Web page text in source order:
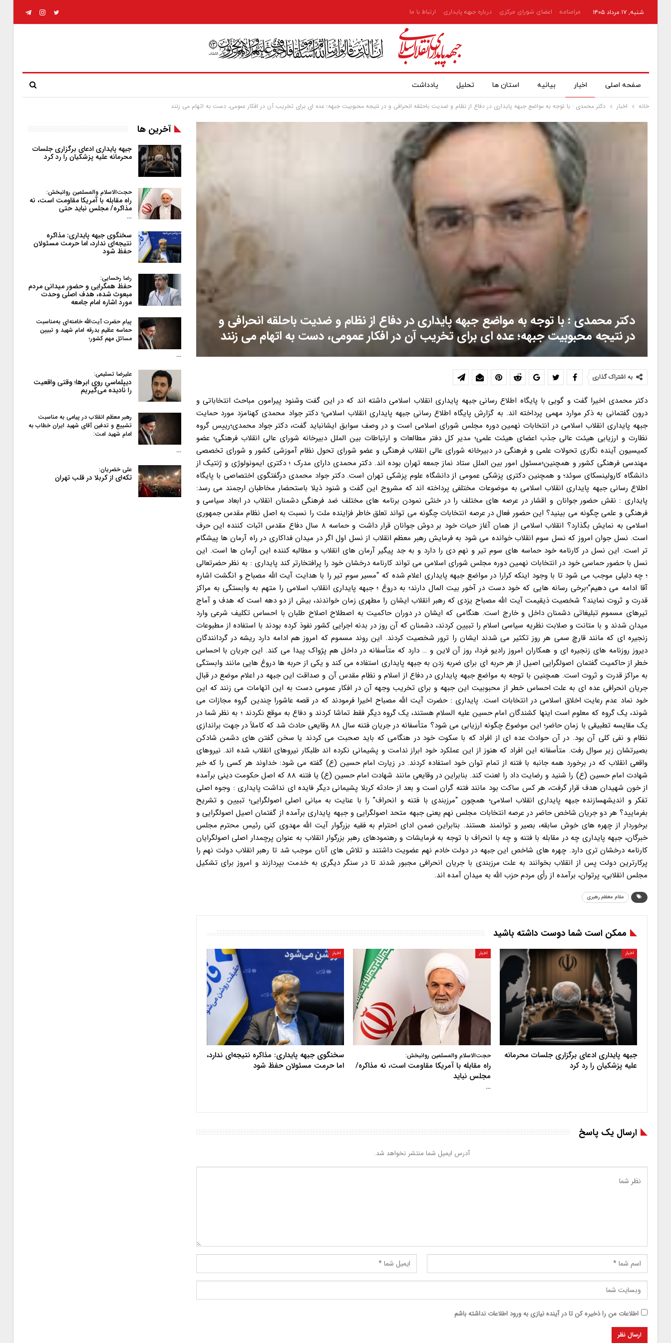
شنبه, ۱۷ مرداد ۱۴۰۵ مرامنامه اعضای شورای مرکزی درباره جبهه پایداری ارتباط با ما
صفحه اصلی اخبار بیانیه استان ها تحلیل یادداشت
خانه اخبار دکتر محمدی : با توجه به مواضع جبهه پایداری در دفاع از نظام و ضدیت باحلقه انحرافی و در نتیجه محبوبیت جبهه؛ عده ای برای تخریب آن در افکار عمومی، دست به اتهام می زنند
دکتر محمدی : با توجه به مواضع جبهه پایداری در دفاع از نظام و ضدیت باحلقه انحرافی و
در نتیجه محبوبیت جبهه؛ عده ای برای تخریب آن در افکار عمومی، دست به اتهام می زنند
به اشتراک گذاری
دکتر محمدی اخیرا گفت و گویی با پایگاه اطلاع رسانی جبهه پایداری انقلاب اسلامی داشته اند که در این گفت وشنود پیرامون مباحث انتخاباتی و
درون گفتمانی به ذکر موارد مهمی پرداخته اند. به گزارش پایگاه اطلاع رسانی جبهه پایداری انقلاب اسلامی؛ دکتر جواد محمدی کهنامزد مورد حمایت
جبهه پایداری انقلاب اسلامی در انتخابات نهمین دوره مجلس شورای اسلامی است و در وصف سوابق ایشانباید گفت، دکتر جواد محمدی؛رییس گروه
نظارت و ارزیابی هیئت عالی جذب اعضای هیئت علمی؛ مدیر کل دفتر مطالعات و ارتباطات بین الملل دبیرخانه شورای عالی انقلاب فرهنگی؛ عضو
کمیسیون آینده نگاری تحولات علمی و فرهنگی در دبیرخانه شورای عالی انقلاب فرهنگی و عضو شورای تحول نظام آموزشی کشور و شورای تخصصی
مهندسی فرهنگی کشور و همچنین؛مسئول امور بین الملل ستاد نماز جمعه تهران بوده اند. دکتر محمدی دارای مدرک ؛ دکتری ایمونولوژی و ژنتیک از
دانشگاه کارولینسکای سوئد؛ و همچنین دکتری پزشکی عمومی از دانشگاه علوم پزشکی تهران است. دکتر جواد محمدی درگفتگوی اختصاصی با پایگاه
اطلاع رسانی جبهه پایداری انقلاب اسلامی به موضوعات مختلفی پرداخته اند که مشروح این گفت و شنود ذیلا باستحضار مخاطبان ارجمند می رسد:
پایداری : نقش حضور جوانان و اقشار در عرصه های مختلف را در خنثی نمودن برنامه های مختلف ضد فرهنگی دشمنان انقلاب در ابعاد سیاسی و
فرهنگی و علمی چگونه می بینید؟ این حضور فعال در عرصه انتخابات چگونه می تواند تعلق خاطر فزاینده ملت را نسبت به اصل نظام مقدس جمهوری
اسلامی به نمایش بگذارد؟ انقلاب اسلامی از همان آغاز حیات خود بر دوش جوانان قرار داشت و حماسه ۸ سال دفاع مقدس اثبات کننده این حرف
است. نسل جوان امروز که نسل سوم انقلاب خوانده می شود به فرمایش رهبر معظم انقلاب از نسل اول اگر در میدان فداکاری در راه آرمان ها پیشگام
تر است. این نسل در کارنامه خود حماسه های سوم تیر و نهم دی را دارد و به جد پیگیر آرمان های انقلاب و مطالبه کننده این آرمان ها است. این
نسل با حضور حماسی خود در انتخابات نهمین دوره مجلس شورای اسلامی می تواند کارنامه درخشان خود را پرافتخارتر کند پایداری : به نظر حضرتعالی
؛ چه دلیلی موجب می شود تا با وجود اینکه کرارا در مواضع جبهه پایداری اعلام شده که “مسیر سوم تیر را با هدایت آیت الله مصباح و انگشت اشاره
آقا ادامه می دهیم”؛برخی رسانه هایی که خود دست در آخور بیت المال دارند؛ به دروغ ؛ جبهه پایداری انقلاب اسلامی را متهم به وابستگی به مراکز
قدرت و ثروت نمایند؟ شخصیت ذیقیمت آیت الله مصباح یزدی که رهبر انقلاب ایشان را مطهری زمان خواندند، بیش از دو دهه است که هدف و آماج
تیرهای مسموم تبلیغاتی دشمنان داخل و خارج است. هنگامی که ایشان در دوران حاکمیت به اصطلاح اصلاح طلبان با احساس تکلیف شرعی وارد
میدان شدند و با متانت و صلابت نظریه سیاسی اسلام را تبیین کردند، دشمنان که آن روز در بدنه اجرایی کشور نفوذ کرده بودند با استفاده از مطبوعات
زنجیره ای که مانند قارچ سمی هر روز تکثیر می شدند ایشان را ترور شخصیت کردند. این روند مسموم که امروز هم ادامه دارد ریشه در گردانندگان
دیروز روزنامه های زنجیره ای و همکاران امروز رادیو فردا، روز آن لاین و … دارد که متأسفانه در داخل هم پژواک پیدا می کند. این جریان با احساس
خطر از حاکمیت گفتمان اصولگرایی اصیل از هر حربه ای برای ضربه زدن به جبهه پایداری استفاده می کند و یکی از حربه ها دروغ هایی مانند وابستگی
به مراکز قدرت و ثروت است. همچنین با توجه به مواضع جبهه پایداری در دفاع از اسلام و نظام مقدس آن و صداقت این جبهه در اعلام موضع در قبال
جریان انحرافی عده ای به علت احساس خطر از محبوبیت این جبهه و برای تخریب وجهه آن در افکار عمومی دست به این اتهامات می زنند که این
خود نماد عدم رعایت اخلاق اسلامی در انتخابات است. پایداری : حضرت آیت الله مصباح اخیرا فرمودند که در قصه عاشورا چندین گروه مجازات می
شوند، یک گروه که معلوم است اینها کشندگان امام حسین علیه السلام هستند، یک گروه دیگر فقط تماشا کردند و دفاع به موقع نکردند ؛ به نظر شما در
یک مقایسه تطبیقی با زمان حاضر؛ این موضوع چگونه ارزیابی می شود؟ متأسفانه در جریان فتنه سال ۸۸ وقایعی حادث شد که کاملاً در جهت براندازی
نظام و نفی کلی آن بود. در آن حوادث عده ای از افراد که با سکوت خود در هنگامی که باید صحبت می کردند یا سخن گفتن های دشمن شادکن
بصیرتشان زیر سوال رفت. متأسفانه این افراد که هنوز از این عملکرد خود ابراز ندامت و پشیمانی نکرده اند طلبکار نیروهای انقلاب شده اند. نیروهای
واقعی انقلاب که در برخورد همه جانبه با فتنه از تمام توان خود استفاده کردند. در زیارت امام حسین (ع) گفته می شود: خداوند هر کسی را که خبر
شهادت امام حسین (ع) را شنید و رضایت داد را لعنت کند. بنابراین در وقایعی مانند شهادت امام حسین (ع) یا فتنه ۸۸ که اصل حکومت دینی برآمده
از خون شهیدان هدف قرار گرفت، هر کس ساکت بود مانند فتنه گران است و بعد از حادثه کربلا پشیمانی دیگر فایده ای نداشت پایداری : وجوه اصلی
تفکر و اندیشهسازنده جبهه پایداری انقلاب اسلامی؛ همچون “مرزبندی با فتنه و انحراف” را با عنایت به مبانی اصلی اصولگرایی؛ تبیین و تشریح
بفرمایید؟ هر دو جریان شاخص حاضر در عرصه انتخابات مجلس نهم یعنی جبهه متحد اصولگرایی و جبهه پایداری برآمده از گفتمان اصیل اصولگرایی و
برخوردار از چهره های خوش سابقه، بصیر و توانمند هستند. بنابراین ضمن ادای احترام به فقیه بزرگوار آیت الله مهدوی کنی رئیس محترم مجلس
خبرگان، جبهه پایداری چه در مقابله با فتنه و چه با انحراف با توجه به فرمایشات و رهنمودهای رهبر بزرگوار انقلاب به عنوان پرچمدار اصلی اصولگرایان
کارنامه درخشان تری دارد. چهره های شاخص این جبهه در دولت خادم نهم عضویت داشتند و تلاش های آنان موجب شد تا رهبر انقلاب دولت نهم را
پرکارترین دولت پس از انقلاب بخوانند به علت مرزبندی با جریان انحرافی مجبور شدند تا در سنگر دیگری به خدمت بپردازند و امروز برای تشکیل
مجلس انقلابی، پرتوان، برآمده از رأی مردم حزب الله به میدان آمده اند.
مقام معظم رهبری
ممکن است شما دوست داشته باشید
اخبار
جبهه پایداری ادعای برگزاری جلسات محرمانه
علیه پزشکیان را رد کرد
اخبار
حجت‌الاسلام والمسلمین روانبخش:
راه مقابله با آمریکا مقاومت است، نه مذاکره/
مجلس نباید
…
اخبار
سخنگوی جبهه پایداری: مذاکره نتیجه‌ای ندارد،
اما حرمت مسئولان حفظ شود
ارسال یک پاسخ
آدرس ایمیل شما منتشر نخواهد شد.
اطلاعات من را ذخیره کن تا در آینده نیازی به ورود اطلاعات نداشته باشم
آخرین ها
جبهه پایداری ادعای برگزاری جلسات
محرمانه علیه پزشکیان را رد کرد
حجت‌الاسلام والمسلمین روانبخش:
راه مقابله با آمریکا مقاومت است، نه
مذاکره/ مجلس نباید حتی
…
سخنگوی جبهه پایداری: مذاکره
نتیجه‌ای ندارد، اما حرمت مسئولان
حفظ شود
رضا رخسایی:
حفظ همگرایی و حضور میدانی مردم
مبعوث شده، هدف اصلی وحدت
مورد اشاره امام جامعه
پیام حضرت آیت‌الله خامنه‌ای به‌مناسبت
حماسه عظیم بدرقه امام شهید و تبیین
مسائل مهم کشور؛
…
علیرضا تسلیمی:
دیپلماسیِ روی ابرها؛ وقتی واقعیت
را نادیده می‌گیریم
رهبر معظم انقلاب در پیامی به‌ مناسبت
تشییع و تدفین آقای شهید ایران خطاب به
امام شهید امت:
…
علی خضریان:
تکه‌ای از کربلا در قلب تهران